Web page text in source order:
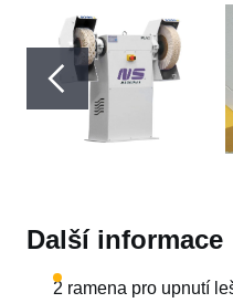
Další informace
2 ramena pro upnutí